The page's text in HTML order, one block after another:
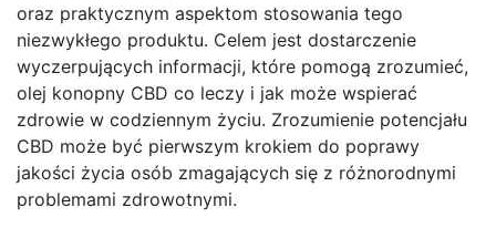
oraz praktycznym aspektom stosowania tego
niezwykłego produktu. Celem jest dostarczenie
wyczerpujących informacji, które pomogą zrozumieć,
olej konopny CBD co leczy i jak może wspierać
zdrowie w codziennym życiu. Zrozumienie potencjału
CBD może być pierwszym krokiem do poprawy
jakości życia osób zmagających się z różnorodnymi
problemami zdrowotnymi.